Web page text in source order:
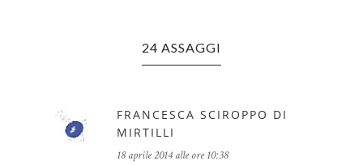
24 ASSAGGI
FRANCESCA SCIROPPO DI
MIRTILLI
18 aprile 2014 alle ore 10:38